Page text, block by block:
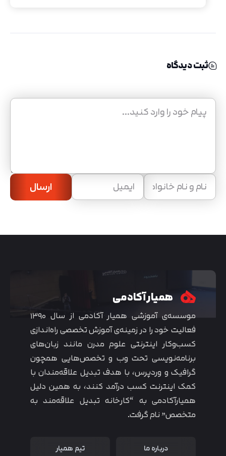
ثبت دیدگاه
ارسال
همیار آکادمی
موسسه‌ی آموزشی همیار آکادمی از سال ۱۳۹۰
فعالیت خود را در زمینه‌ی آموزش تخصصی راه‌اندازی
کسب‌و‌کار اینترنتی علوم مدرن مانند زبان‌های
برنامه‌نویسی تحت وب و تخصص‌هایی همچون
گرافیک و وردپرس، با هدف تبدیل علاقه‌مندان با
کمک اینترنت کسب درآمد کنند، به همین دلیل
همیارآکادمی به “کارخانه تبدیل علاقه‌مند به
متخصص” نام گرفت.
درباره ما تیم همیار